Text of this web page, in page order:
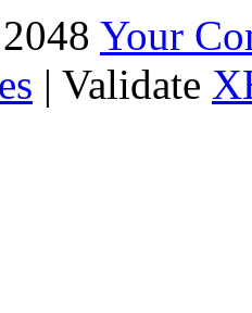
Your
| Validate